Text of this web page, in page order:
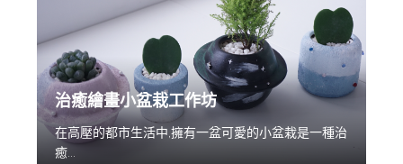
治癒繪畫小盆栽工作坊
在高壓的都市生活中,擁有一盆可愛的小盆栽是一種治
癒...